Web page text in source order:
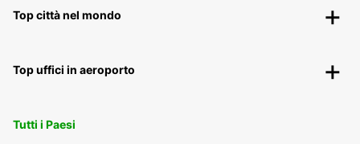
Top città nel mondo
Top uffici in aeroporto
Tutti i Paesi